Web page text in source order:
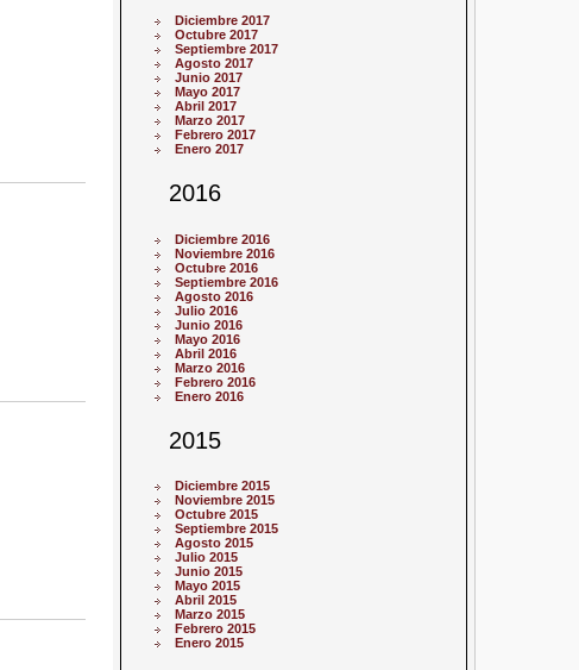
Diciembre 2017
Octubre 2017
Septiembre 2017
Agosto 2017
Junio 2017
Mayo 2017
Abril 2017
Marzo 2017
Febrero 2017
Enero 2017
2016
Diciembre 2016
Noviembre 2016
Octubre 2016
Septiembre 2016
Agosto 2016
Julio 2016
Junio 2016
Mayo 2016
Abril 2016
Marzo 2016
Febrero 2016
Enero 2016
2015
Diciembre 2015
Noviembre 2015
Octubre 2015
Septiembre 2015
Agosto 2015
Julio 2015
Junio 2015
Mayo 2015
Abril 2015
Marzo 2015
Febrero 2015
Enero 2015